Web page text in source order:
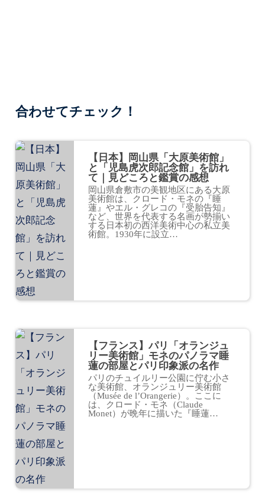
合わせてチェック！
【日本】岡山県「大原美術館」
と「児島虎次郎記念館」を訪れ
て｜見どころと鑑賞の感想
岡山県倉敷市の美観地区にある大原
美術館は、クロード・モネの『睡
蓮』やエル・グレコの『受胎告知』
など、世界を代表する名画が勢揃い
する日本初の西洋美術中心の私立美
術館。1930年に設立…
【フランス】パリ「オランジュ
リー美術館」モネのパノラマ睡
蓮の部屋とパリ印象派の名作
パリのチュイルリー公園に佇む小さ
な美術館、オランジュリー美術館
（Musée de l’Orangerie）。ここに
は、クロード・モネ（Claude
Monet）が晩年に描いた『睡蓮…